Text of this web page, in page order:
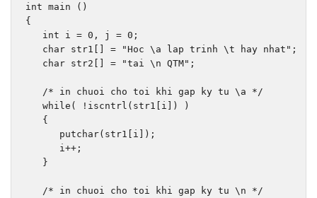
int main
()
{
int i = 0 , j = 0 ;
char str1 [] = "Hoc \a lap trinh \t hay nhat" ;
char str2 [] = "tai \n QTM" ;
/* in chuoi cho toi khi gap ky tu \a */
while ( ! iscntrl ( str1 [ i ])
)
{
      putchar
( str1 [ i ]);
      i
++;
}
/* in chuoi cho toi khi gap ky tu \n */